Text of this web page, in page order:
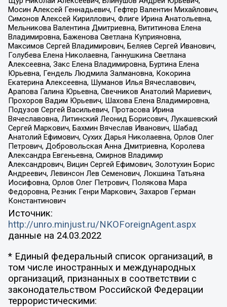
Мосин Алексей Геннадьевич, Гефтер Валентин Михайлович,
Симонов Алексей Кириллович, Флиге Ирина Анатольевна,
Мельникова Валентина Дмитриевна, Вититинова Елена
Владимировна, Баженова Светлана Куприяновна,
Максимов Сергей Владимирович, Беляев Сергей Иванович,
Голубева Елена Николаевна, Ганнушкина Светлана
Алексеевна, Закс Елена Владимировна, Буртина Елена
Юрьевна, Гендель Людмила Залмановна, Кокорина
Екатерина Алексеевна, Шуманов Илья Вячеславович,
Арапова Галина Юрьевна, Свечников Анатолий Мариевич,
Прохоров Вадим Юрьевич, Шахова Елена Владимировна,
Подузов Сергей Васильевич, Протасова Ирина
Вячеславовна, Литинский Леонид Борисович, Лукашевский
Сергей Маркович, Бахмин Вячеслав Иванович, Шабад
Анатолий Ефимович, Сухих Дарья Николаевна, Орлов Олег
Петрович, Добровольская Анна Дмитриевна, Королева
Александра Евгеньевна, Смирнов Владимир
Александрович, Вицин Сергей Ефимович, Золотухин Борис
Андреевич, Левинсон Лев Семенович, Локшина Татьяна
Иосифовна, Орлов Олег Петрович, Полякова Мара
Федоровна, Резник Генри Маркович, Захаров Герман
Константинович
Источник:
http://unro.minjust.ru/NKOForeignAgent.aspx
данные на 24.03.2022
* Единый федеральный список организаций, в
том числе иностранных и международных
организаций, признанных в соответствии с
законодательством Российской Федерации
террористическими: